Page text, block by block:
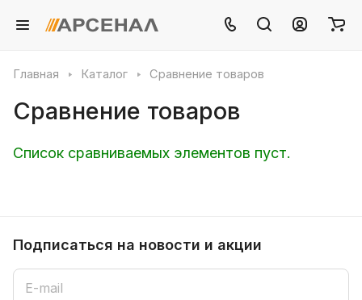
Главная Каталог Сравнение товаров
Сравнение товаров
Список сравниваемых элементов пуст.
Подписаться на новости и акции